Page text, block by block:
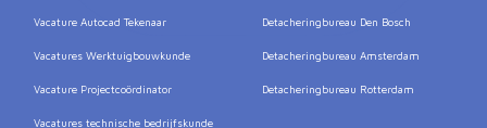
Vacature Autocad Tekenaar
Vacatures Werktuigbouwkunde
Vacature Projectcoördinator
Vacatures technische bedrijfskunde
Detacheringbureau Den Bosch
Detacheringbureau Amsterdam
Detacheringbureau Rotterdam